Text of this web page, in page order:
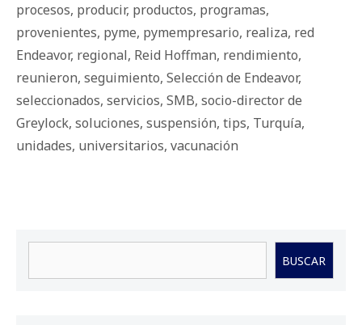
procesos, producir, productos, programas,
provenientes, pyme, pymempresario, realiza, red
Endeavor, regional, Reid Hoffman, rendimiento,
reunieron, seguimiento, Selección de Endeavor,
seleccionados, servicios, SMB, socio-director de
Greylock, soluciones, suspensión, tips, Turquía,
unidades, universitarios, vacunación
BUSCAR